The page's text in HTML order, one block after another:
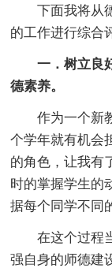
下面我将从
的工作进行综合
一．树立良
德素养。
作为一个新
个学年就有机会
的角色，让我有
时的掌握学生的
据每个同学不同
在这个过程
强自身的师德建